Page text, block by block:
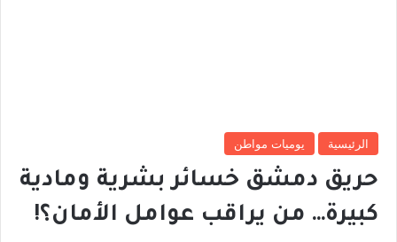
الرئيسية يوميات مواطن
حريق دمشق خسائر بشرية ومادية
كبيرة… من يراقب عوامل الأمان؟!